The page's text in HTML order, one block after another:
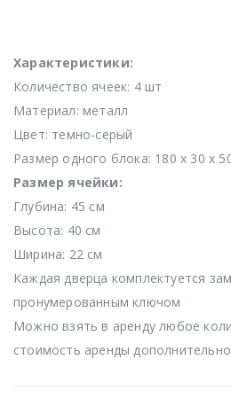
Характеристики:
Количество ячеек: 4 шт
Материал: металл
Цвет: темно-серый
Размер одного блока: 180 х 30 х
Размер ячейки:
Глубина: 45 см
Высота: 40 см
Ширина: 22 см
Каждая дверца комплектуется
пронумерованным ключом
Можно взять в аренду любое
стоимость аренды